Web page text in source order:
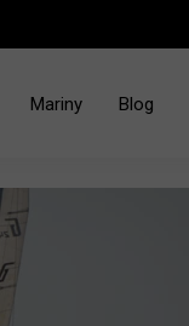
Mariny Blog